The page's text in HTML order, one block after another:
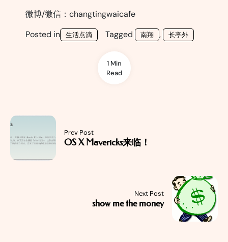
1 Min
Read
微博/微信：changtingwaicafe
Posted in
生活点滴 Tagged 南翔 , 长亭外
Prev Post
OS X Mavericks来临！
Next Post
show me the money